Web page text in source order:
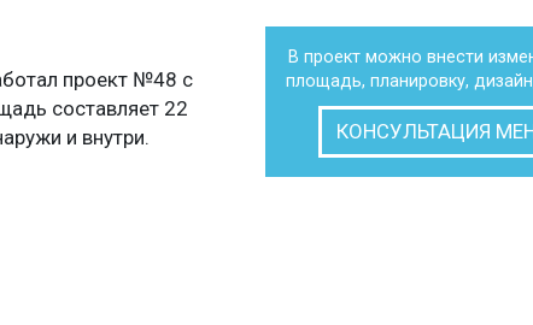
проект №48 с
составляет 22
и внутри.
В проект можно внести
площадь, планировку,
КОНСУЛЬТАЦИЯ